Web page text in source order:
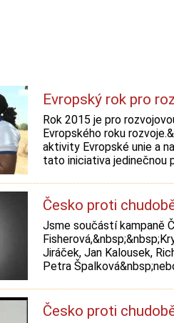
Evropský rok pro
Rok 2015 je pro
Evropského roku
aktivity Evropské unie a
tato iniciativa jedinečnou
Česko proti
Jsme součástí kampaně
Jiráček, Jan Kalousek,
Petra
Česko proti